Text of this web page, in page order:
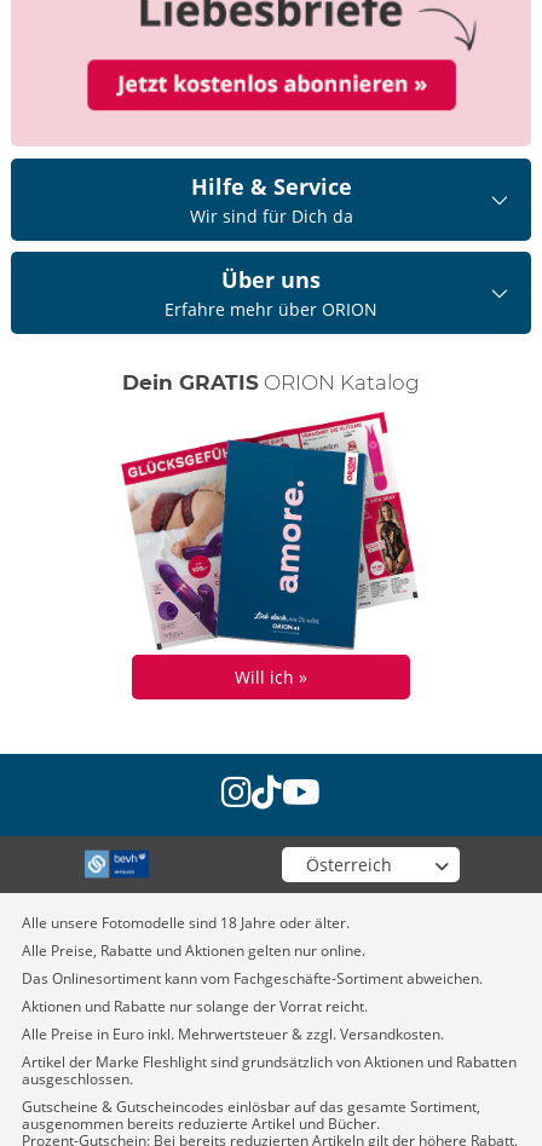
Hilfe & Service
Wir sind für Dich da
Über uns
Erfahre mehr über ORION
Dein GRATIS ORION Katalog
Will ich »
instagram
tiktok
youtube
Wähle deinen Shop
Alle unsere Fotomodelle sind 18 Jahre oder älter.
Alle Preise, Rabatte und Aktionen gelten nur online.
Das Onlinesortiment kann vom Fachgeschäfte-Sortiment abweichen.
Aktionen und Rabatte nur solange der Vorrat reicht.
Alle Preise in Euro inkl. Mehrwertsteuer & zzgl. Versandkosten.
Artikel der Marke Fleshlight sind grundsätzlich von Aktionen und Rabatten
ausgeschlossen.
Gutscheine & Gutscheincodes einlösbar auf das gesamte Sortiment,
ausgenommen bereits reduzierte Artikel und Bücher.
Prozent-Gutschein: Bei bereits reduzierten Artikeln gilt der höhere Rabatt.